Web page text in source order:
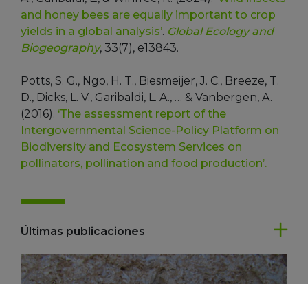
and honey bees are equally important to crop
yields in a global analysis’. Global Ecology and
Biogeography, 33(7), e13843.
Potts, S. G., Ngo, H. T., Biesmeijer, J. C., Breeze, T.
D., Dicks, L. V., Garibaldi, L. A., … & Vanbergen, A.
(2016). ‘The assessment report of the
Intergovernmental Science-Policy Platform on
Biodiversity and Ecosystem Services on
pollinators, pollination and food production’.
Últimas publicaciones